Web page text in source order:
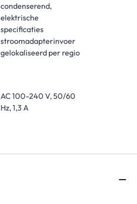
condenserend,
elektrische
specificaties
stroomadapterinvoer
gelokaliseerd per regio
AC 100-240 V, 50/60
Hz, 1,3 A